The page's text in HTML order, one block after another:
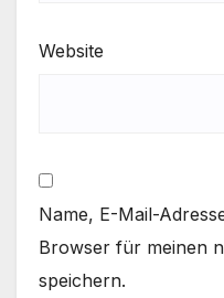
Website
Name, E-Mail-
Browser für meinen
speichern.